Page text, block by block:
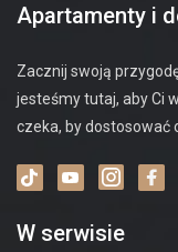
Apartamenty i
Zacznij swoją
jesteśmy tutaj, aby Ci
czeka, by dostosować
W serwisie